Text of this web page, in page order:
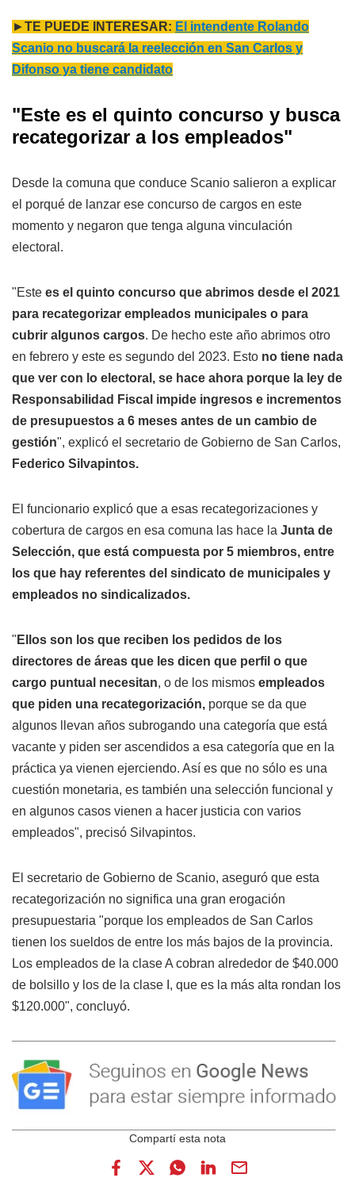
►TE PUEDE INTERESAR: El intendente Rolando
Scanio no buscará la reelección en San Carlos y
Difonso ya tiene candidato
"Este es el quinto concurso y busca
recategorizar a los empleados"
Desde la comuna que conduce Scanio salieron a explicar
el porqué de lanzar ese concurso de cargos en este
momento y negaron que tenga alguna vinculación
electoral.
"Este es el quinto concurso que abrimos desde el 2021
para recategorizar empleados municipales o para
cubrir algunos cargos. De hecho este año abrimos otro
en febrero y este es segundo del 2023. Esto no tiene nada
que ver con lo electoral, se hace ahora porque la ley de
Responsabilidad Fiscal impide ingresos e incrementos
de presupuestos a 6 meses antes de un cambio de
gestión", explicó el secretario de Gobierno de San Carlos,
Federico Silvapintos.
El funcionario explicó que a esas recategorizaciones y
cobertura de cargos en esa comuna las hace la Junta de
Selección, que está compuesta por 5 miembros, entre
los que hay referentes del sindicato de municipales y
empleados no sindicalizados.
" Ellos son los que reciben los pedidos de los
directores de áreas que les dicen que perfil o que
cargo puntual necesitan, o de los mismos empleados
que piden una recategorización, porque se da que
algunos llevan años subrogando una categoría que está
vacante y piden ser ascendidos a esa categoría que en la
práctica ya vienen ejerciendo. Así es que no sólo es una
cuestión monetaria, es también una selección funcional y
en algunos casos vienen a hacer justicia con varios
empleados", precisó Silvapintos.
El secretario de Gobierno de Scanio, aseguró que esta
recategorización no significa una gran erogación
presupuestaria "porque los empleados de San Carlos
tienen los sueldos de entre los más bajos de la provincia.
Los empleados de la clase A cobran alrededor de $40.000
de bolsillo y los de la clase I, que es la más alta rondan los
$120.000", concluyó.